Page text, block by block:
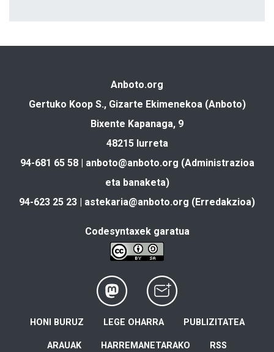
Anboto.org
Gertuko Koop S., Gizarte Ekimenekoa (Anboto)
Bixente Kapanaga, 9
48215 Iurreta
94-681 65 58 | anboto@anboto.org (Administrazioa
eta banaketa)
94-623 25 23 | astekaria@anboto.org (Erredakzioa)
Codesyntaxek garatua
HONI BURUZ LEGE OHARRA PUBLIZITATEA
ARAUAK HARREMANETARAKO RSS